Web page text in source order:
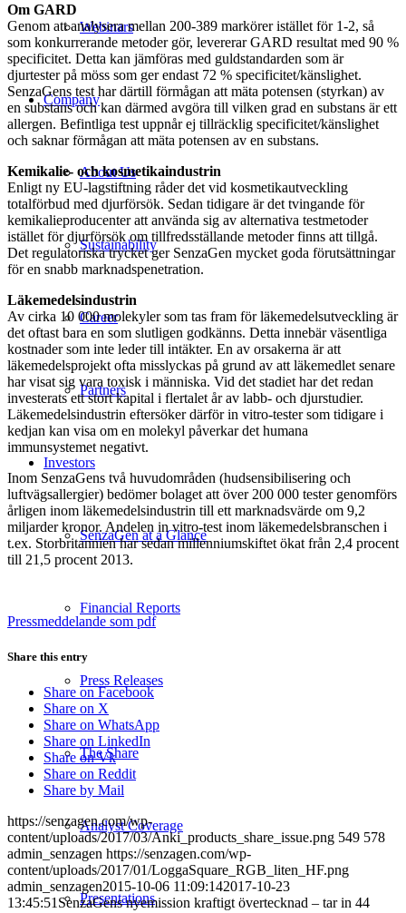
Webinars
Company
About Us
Sustainability
Career
Partners
Investors
SenzaGen at a Glance
Financial Reports
Press Releases
The Share
Analyst Coverage
Presentations
Om GARD
Genom att analysera mellan 200-389 markörer istället för 1-2, så
som konkurrerande metoder gör, levererar GARD resultat med 90 %
specificitet. Detta kan jämföras med guldstandarden som är
djurtester på möss som ger endast 72 % specificitet/känslighet.
SenzaGens test har därtill förmågan att mäta potensen (styrkan) av
en substans och kan därmed avgöra till vilken grad en substans är ett
allergen. Befintliga test uppnår ej tillräcklig specificitet/känslighet
och saknar förmågan att mäta potensen av en substans.
Kemikalie- och kosmetikaindustrin
Enligt ny EU-lagstiftning råder det vid kosmetikautveckling
totalförbud med djurförsök. Sedan tidigare är det tvingande för
kemikalieproducenter att använda sig av alternativa testmetoder
istället för djurförsök om tillfredsställande metoder finns att tillgå.
Det regulatoriska trycket ger SenzaGen mycket goda förutsättningar
för en snabb marknadspenetration.
Läkemedelsindustrin
Av cirka 10 000 molekyler som tas fram för läkemedelsutveckling är
det oftast bara en som slutligen godkänns. Detta innebär väsentliga
kostnader som inte leder till intäkter. En av orsakerna är att
läkemedelsprojekt ofta misslyckas på grund av att läkemedlet senare
har visat sig vara toxisk i människa. Vid det stadiet har det redan
investerats ett stort kapital i flertalet år av labb- och djurstudier.
Läkemedelsindustrin eftersöker därför in vitro-tester som tidigare i
kedjan kan visa om en molekyl påverkar det humana
immunsystemet negativt.
Inom SenzaGens två huvudområden (hudsensibilisering och
luftvägsallergier) bedömer bolaget att över 200 000 tester genomförs
årligen inom läkemedelsindustrin till ett marknadsvärde om 9,2
miljarder kronor. Andelen in vitro-test inom läkemedelsbranschen i
t.ex. Storbritannien har sedan millenniumskiftet ökat från 2,4 procent
till 21,5 procent 2013.
Pressmeddelande som pdf
Share this entry
Share on Facebook
Share on X
Share on WhatsApp
Share on LinkedIn
Share on Vk
Share on Reddit
Share by Mail
https://senzagen.com/wp-
content/uploads/2017/03/Anki_products_share_issue.png 549 578
admin_senzagen https://senzagen.com/wp-
content/uploads/2017/01/LoggaSquare_RGB_liten_HF.png
admin_senzagen2015-10-06 11:09:142017-10-23
13:45:51 SenzaGens nyemission kraftigt övertecknad – tar in 44